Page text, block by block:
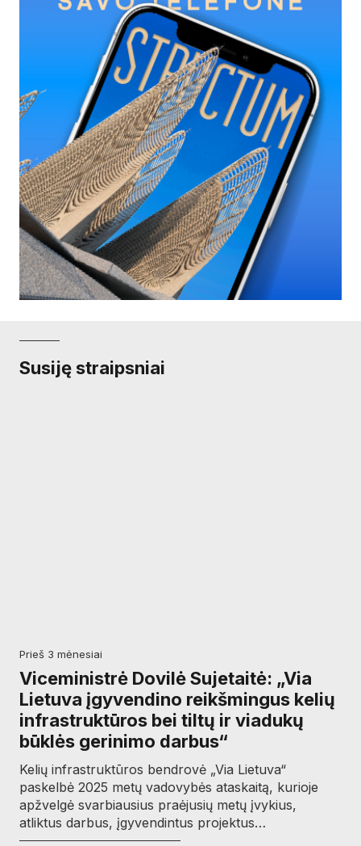
Susiję straipsniai
prieš 3 mėnesiai
Viceministrė Dovilė Sujetaitė: „Via
Lietuva įgyvendino reikšmingus kelių
infrastruktūros bei tiltų ir viadukų
būklės gerinimo darbus“
Kelių infrastruktūros bendrovė „Via Lietuva“
paskelbė 2025 metų vadovybės ataskaitą, kurioje
apžvelgė svarbiausius praėjusių metų įvykius,
atliktus darbus, įgyvendintus projektus…